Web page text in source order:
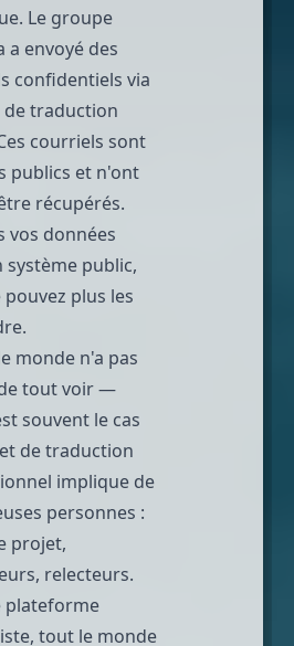
Le groupe
a envoyé des
confidentiels via
traduction
courriels sont
publics et n'ont
récupérés.
vos données
système public,
pouvez plus les
monde n'a pas
tout voir —
souvent le cas
de traduction
implique de
personnes :
projet,
relecteurs.
plateforme
tout le monde